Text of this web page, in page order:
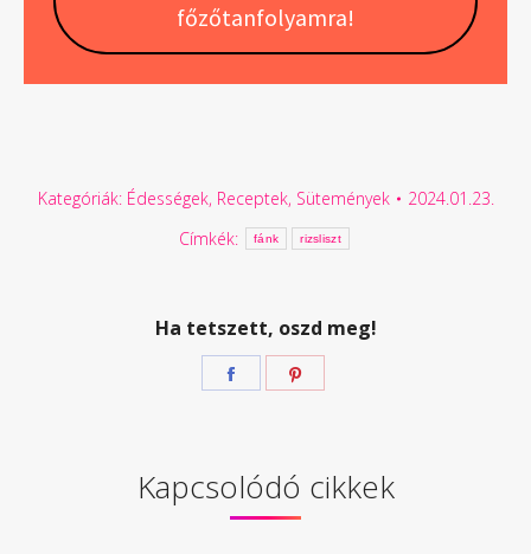
főzőtanfolyamra!
Kategóriák: Édességek, Receptek, Sütemények
2024.01.23.
Címkék:
fánk rizsliszt
Ha tetszett, oszd meg!
Megosztás
Kapcsolódó cikkek